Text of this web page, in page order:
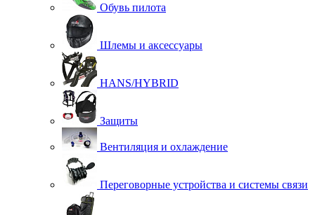
Обувь пилота
Шлемы и аксессуары
HANS/HYBRID
Защиты
Вентиляция и охлаждение
Переговорные устройства и системы связи